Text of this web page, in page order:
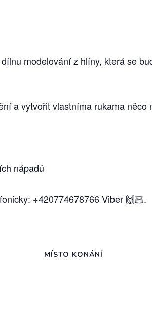
modelování z hlíny, která se
a vytvořit vlastníma rukama něco
nápadů
+420774678766 Viber 🙌🏻.
MÍSTO KONÁNÍ